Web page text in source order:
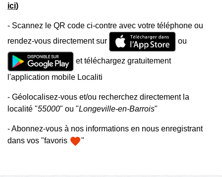
ici)
- Scannez le QR code ci-contre avec votre téléphone ou
rendez-vous directement sur
ou
et téléchargez gratuitement
l'application mobile Localiti
- Géolocalisez-vous et/ou recherchez directement la
localité "55000" ou "Longeville-en-Barrois"
- Abonnez-vous à nos informations en nous enregistrant
dans vos "favoris favorite"